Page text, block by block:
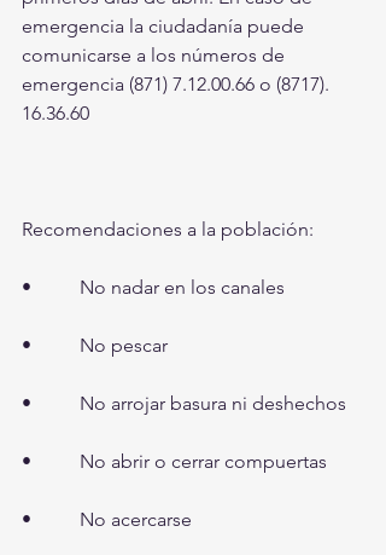
emergencia la ciudadanía puede
comunicarse a los números de
emergencia (871) 7.12.00.66 o (8717).
16.36.60
Recomendaciones a la población:
•          No nadar en los canales
•          No pescar
•          No arrojar basura ni deshechos
•          No abrir o cerrar compuertas
•          No acercarse